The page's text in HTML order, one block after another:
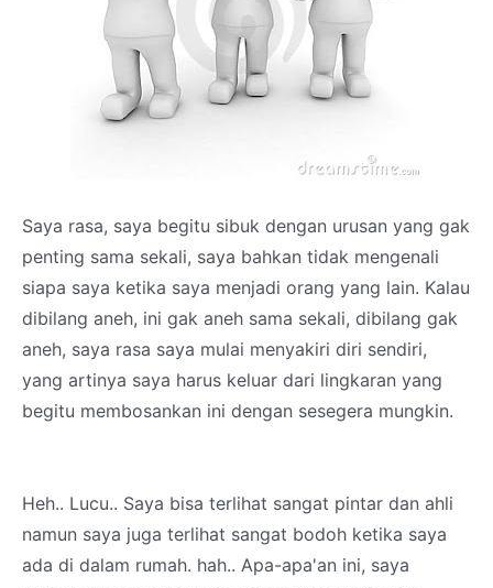
Saya rasa, saya begitu sibuk dengan urusan yang gak
penting sama sekali, saya bahkan tidak mengenali
siapa saya ketika saya menjadi orang yang lain. Kalau
dibilang aneh, ini gak aneh sama sekali, dibilang gak
aneh, saya rasa saya mulai menyakiri diri sendiri,
yang artinya saya harus keluar dari lingkaran yang
begitu membosankan ini dengan sesegera mungkin.
Heh.. Lucu.. Saya bisa terlihat sangat pintar dan ahli
namun saya juga terlihat sangat bodoh ketika saya
ada di dalam rumah. hah.. Apa-apa'an ini, saya